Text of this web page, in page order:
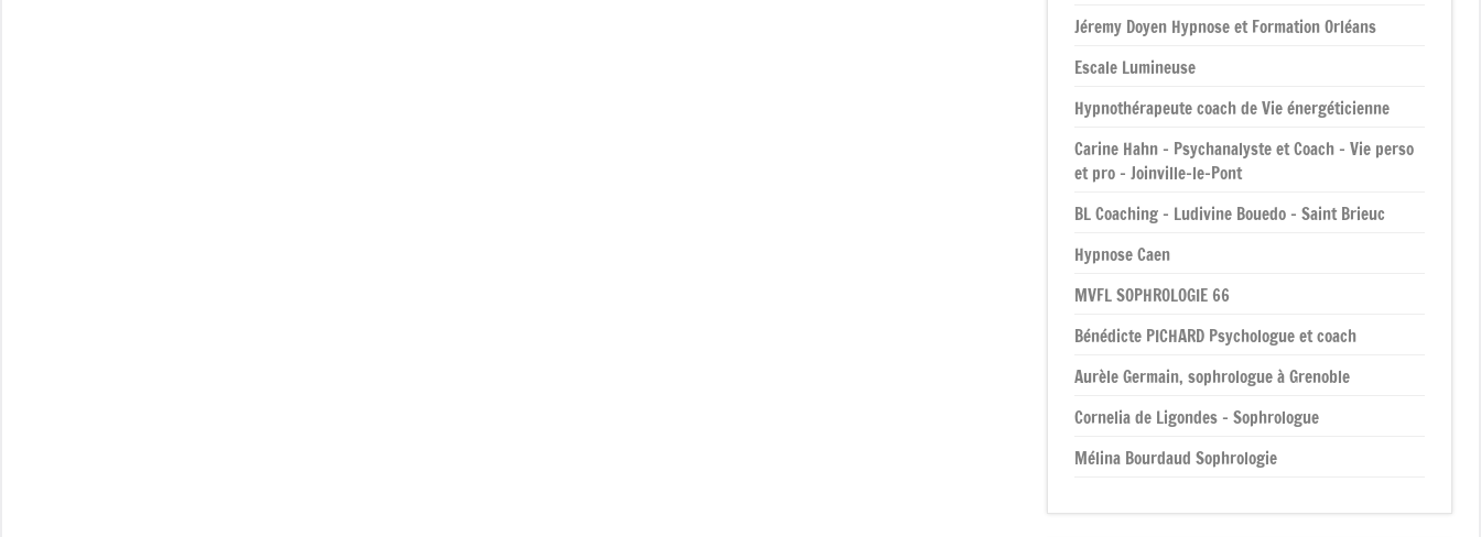
Jéremy Doyen Hypnose et Formation Orléans
Escale Lumineuse
Hypnothérapeute coach de Vie énergéticienne
Carine Hahn – Psychanalyste et Coach – Vie perso
et pro – Joinville-le-Pont
BL Coaching – Ludivine Bouedo – Saint Brieuc
Hypnose Caen
MVFL SOPHROLOGIE 66
Bénédicte PICHARD Psychologue et coach
Aurèle Germain, sophrologue à Grenoble
Cornelia de Ligondes – Sophrologue
Mélina Bourdaud Sophrologie